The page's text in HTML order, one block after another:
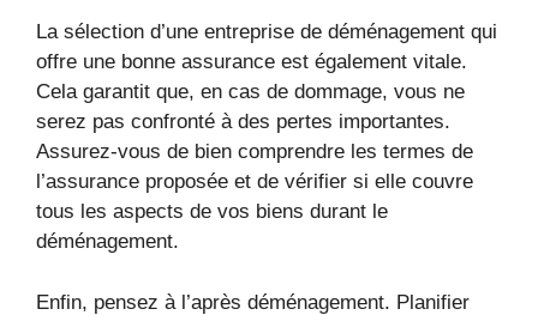
La sélection d’une entreprise de déménagement qui
offre une bonne assurance est également vitale.
Cela garantit que, en cas de dommage, vous ne
serez pas confronté à des pertes importantes.
Assurez-vous de bien comprendre les termes de
l’assurance proposée et de vérifier si elle couvre
tous les aspects de vos biens durant le
déménagement.
Enfin, pensez à l’après déménagement. Planifier